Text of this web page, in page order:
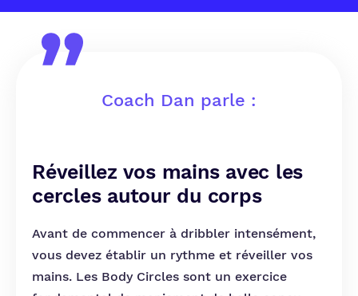
Coach Dan parle :
Réveillez vos mains avec les
cercles autour du corps
Avant de commencer à dribbler intensément,
vous devez établir un rythme et réveiller vos
mains. Les Body Circles sont un exercice